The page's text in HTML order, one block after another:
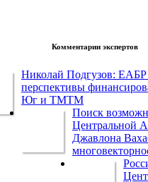
Комментарии экспертов
Николай Подгузов: ЕАБР
перспективы
Юг и ТМТМ
Поиск
Центральной
Джавлона